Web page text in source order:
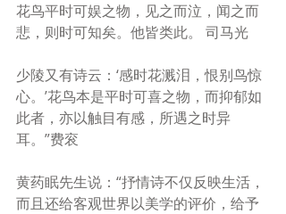
花鸟平时可娱之物，见之而泣，闻之而
悲，则时可知矣。他皆类此。 司马光
少陵又有诗云：‘感时花溅泪，恨别鸟惊
心。’花鸟本是平时可喜之物，而抑郁如
此者，亦以触目有感，所遇之时异
耳。”费衮
黄药眠先生说：“抒情诗不仅反映生活，
而且还给客观世界以美学的评价，给予